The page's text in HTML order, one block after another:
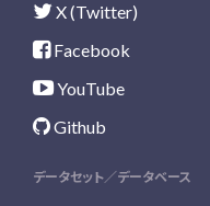
X (Twitter)
Facebook
YouTube
Github
データセット／データベース